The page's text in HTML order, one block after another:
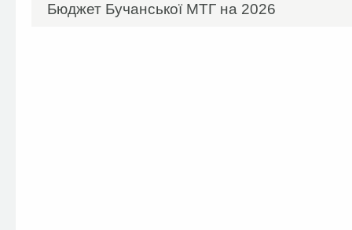
Бюджет Бучанської МТГ на 2026